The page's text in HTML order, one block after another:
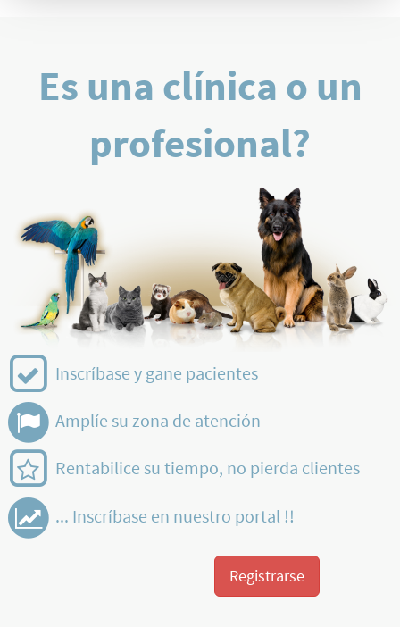
Es una clínica o un
profesional?
Inscríbase y gane pacientes
Amplíe su zona de atención
Rentabilice su tiempo, no pierda clientes
... Inscríbase en nuestro portal !!
Registrarse